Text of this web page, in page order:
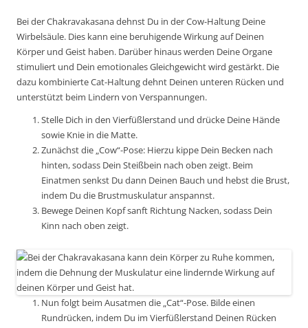
Bei der Chakravakasana dehnst Du in der Cow-Haltung Deine
Wirbelsäule. Dies kann eine beruhigende Wirkung auf Deinen
Körper und Geist haben. Darüber hinaus werden Deine Organe
stimuliert und Dein emotionales Gleichgewicht wird gestärkt. Die
dazu kombinierte Cat-Haltung dehnt Deinen unteren Rücken und
unterstützt beim Lindern von Verspannungen.
Stelle Dich in den Vierfüßlerstand und drücke Deine Hände
sowie Knie in die Matte.
Zunächst die „Cow“-Pose: Hierzu kippe Dein Becken nach
hinten, sodass Dein Steißbein nach oben zeigt. Beim
Einatmen senkst Du dann Deinen Bauch und hebst die Brust,
indem Du die Brustmuskulatur anspannst.
Bewege Deinen Kopf sanft Richtung Nacken, sodass Dein
Kinn nach oben zeigt.
Nun folgt beim Ausatmen die „Cat“-Pose. Bilde einen
Rundrücken, indem Du im Vierfüßlerstand Deinen Rücken